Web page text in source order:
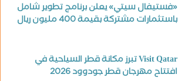
«فستيفال سيتي» يعلن برنامج تطوير شامل
باستثمارات مشتركة بقيمة 400 مليون ريال
Visit Qatar تبرز مكانة قطر السياحية في
افتتاح مهرجان قطر جودوود 2026